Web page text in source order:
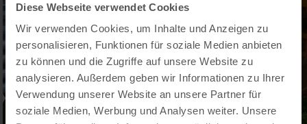
Diese Webseite verwendet Cookies
Wir verwenden Cookies, um Inhalte und Anzeigen zu
personalisieren, Funktionen für soziale Medien anbieten
zu können und die Zugriffe auf unsere Website zu
analysieren. Außerdem geben wir Informationen zu Ihrer
Verwendung unserer Website an unsere Partner für
soziale Medien, Werbung und Analysen weiter. Unsere